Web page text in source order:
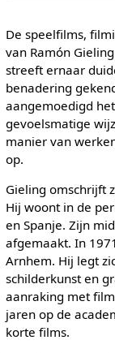
De speelfilms,
van Ramón
streeft ernaar
benadering
aangemoedigd
gevoelsmatige
manier van
op.
Gieling omschrijft
Hij woont in de
en Spanje. Zijn
afgemaakt. In
Arnhem. Hij legt
schilderkunst en
aanraking met
jaren op de
korte films.